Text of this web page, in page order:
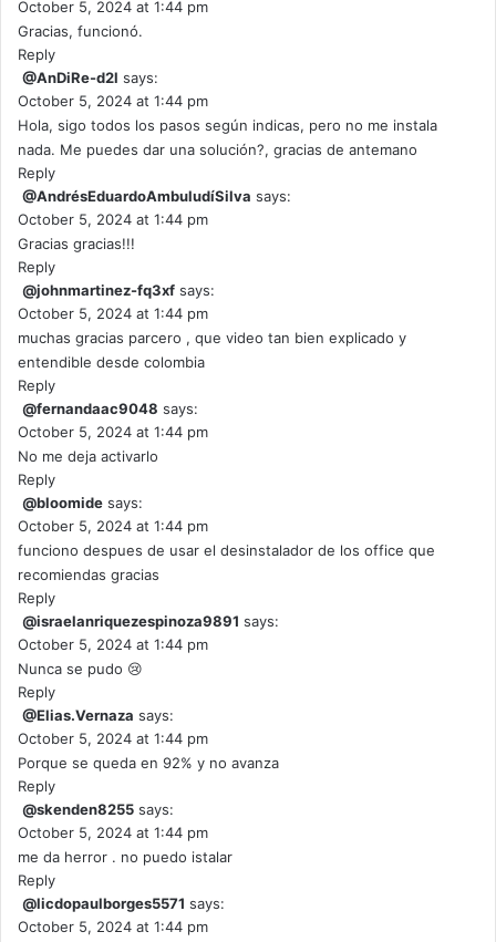
October 5, 2024 at 1:44 pm
Gracias, funcionó.
Reply
@AnDiRe-d2l says:
October 5, 2024 at 1:44 pm
Hola, sigo todos los pasos según indicas, pero no me instala
nada. Me puedes dar una solución?, gracias de antemano
Reply
@AndrésEduardoAmbuludíSilva says:
October 5, 2024 at 1:44 pm
Gracias gracias!!!
Reply
@johnmartinez-fq3xf says:
October 5, 2024 at 1:44 pm
muchas gracias parcero , que video tan bien explicado y
entendible desde colombia
Reply
@fernandaac9048 says:
October 5, 2024 at 1:44 pm
No me deja activarlo
Reply
@bloomide says:
October 5, 2024 at 1:44 pm
funciono despues de usar el desinstalador de los office que
recomiendas gracias
Reply
@israelanriquezespinoza9891 says:
October 5, 2024 at 1:44 pm
Nunca se pudo 😢
Reply
@Elias.Vernaza says:
October 5, 2024 at 1:44 pm
Porque se queda en 92% y no avanza
Reply
@skenden8255 says:
October 5, 2024 at 1:44 pm
me da herror . no puedo istalar
Reply
@licdopaulborges5571 says:
October 5, 2024 at 1:44 pm